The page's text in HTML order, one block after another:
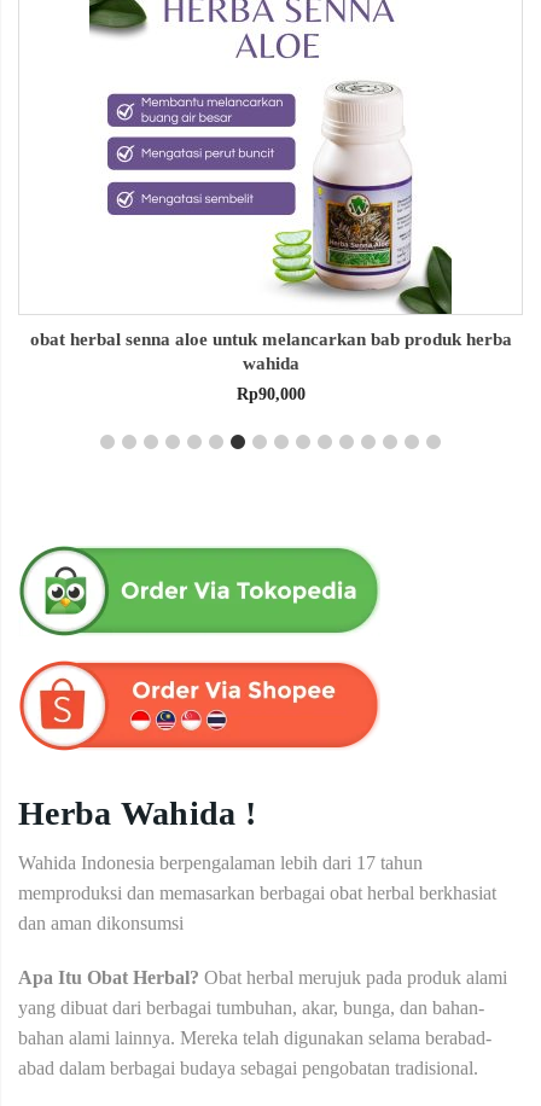
obat herbal senna aloe untuk melancarkan bab produk herba
wahida
Rp90,000
Herba Wahida !
Wahida Indonesia berpengalaman lebih dari 17 tahun
memproduksi dan memasarkan berbagai obat herbal berkhasiat
dan aman dikonsumsi
Apa Itu Obat Herbal? Obat herbal merujuk pada produk alami
yang dibuat dari berbagai tumbuhan, akar, bunga, dan bahan-
bahan alami lainnya. Mereka telah digunakan selama berabad-
abad dalam berbagai budaya sebagai pengobatan tradisional.